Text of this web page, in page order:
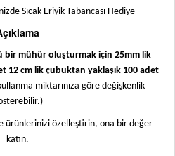
Sıcak Eriyik Tabancası Hediye
bir mühür oluşturmak için 25mm lik
12 cm lik çubuktan yaklaşık 100 adet
miktarınıza göre değişkenlik
ürünlerinizi özelleştirin, ona bir değer
katın.